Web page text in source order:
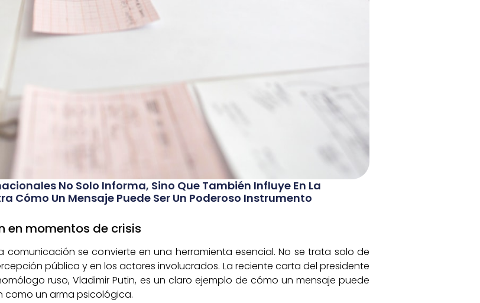
No Solo Informa, Sino Que También Influye En La
Cómo Un Mensaje Puede Ser Un Poderoso Instrumento
en momentos de crisis
comunicación se convierte en una herramienta esencial. No se trata solo de
pública y en los actores involucrados. La reciente carta del presidente
ruso, Vladimir Putin, es un claro ejemplo de cómo un mensaje puede
como un arma psicológica.